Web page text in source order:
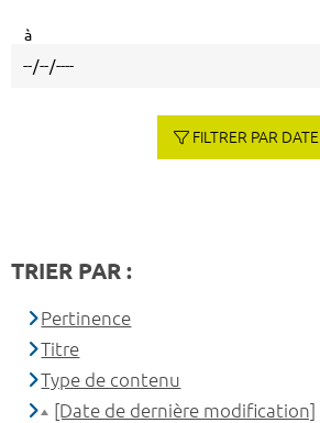
à
FILTRER PAR DATE
TRIER PAR :
Pertinence
Titre
Type de contenu
[Date de dernière modification]